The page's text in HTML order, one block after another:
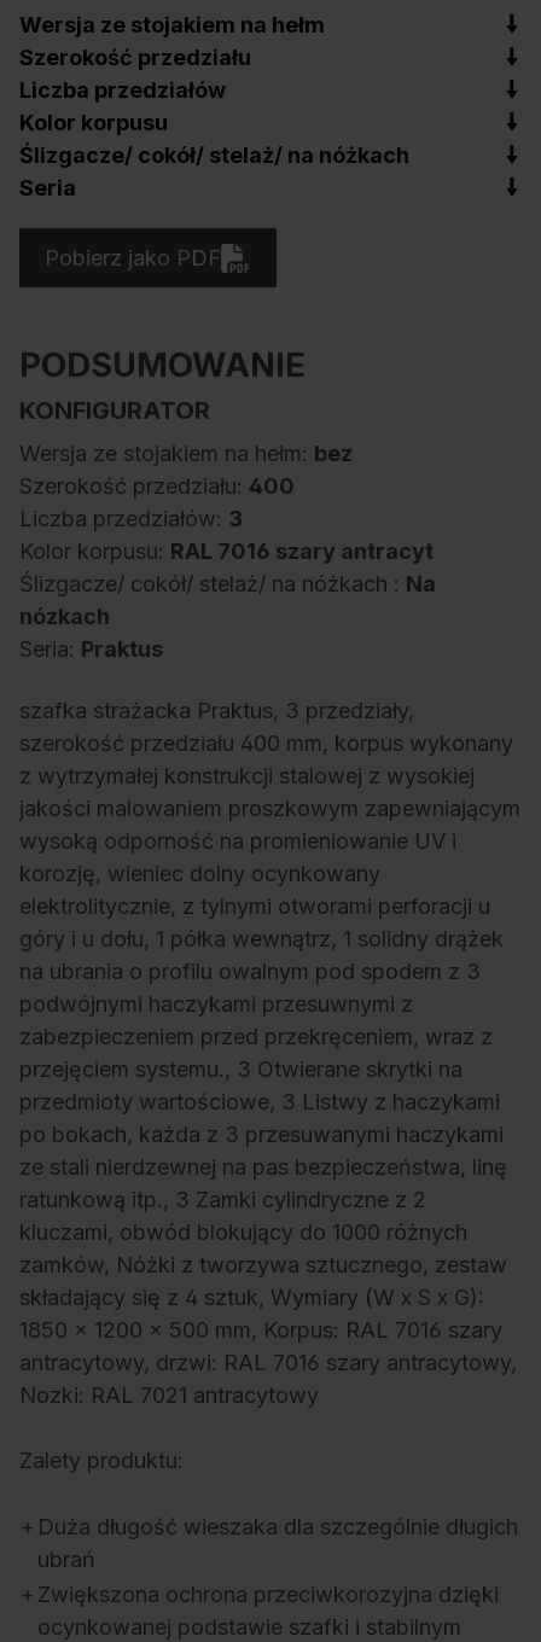
Wersja ze stojakiem na hełm
Szerokość przedziału
Liczba przedziałów
Kolor korpusu
Ślizgacze/ cokół/ stelaż/ na nóżkach
Seria
Pobierz jako PDF
PODSUMOWANIE
KONFIGURATOR
Wersja ze stojakiem na hełm: bez
Szerokość przedziału: 400
Liczba przedziałów: 3
Kolor korpusu: RAL 7016 szary antracyt
Ślizgacze/ cokół/ stelaż/ na nóżkach : Na
nózkach
Seria: Praktus
szafka strażacka Praktus, 3 przedziały,
szerokość przedziału 400 mm, korpus wykonany
z wytrzymałej konstrukcji stalowej z wysokiej
jakości malowaniem proszkowym zapewniającym
wysoką odporność na promieniowanie UV i
korozję, wieniec dolny ocynkowany
elektrolitycznie, z tylnymi otworami perforacji u
góry i u dołu, 1 półka wewnątrz, 1 solidny drążek
na ubrania o profilu owalnym pod spodem z 3
podwójnymi haczykami przesuwnymi z
zabezpieczeniem przed przekręceniem, wraz z
przejęciem systemu., 3 Otwierane skrytki na
przedmioty wartościowe, 3 Listwy z haczykami
po bokach, każda z 3 przesuwanymi haczykami
ze stali nierdzewnej na pas bezpieczeństwa, linę
ratunkową itp., 3 Zamki cylindryczne z 2
kluczami, obwód blokujący do 1000 różnych
zamków, Nóżki z tworzywa sztucznego, zestaw
składający się z 4 sztuk, Wymiary (W x S x G):
1850 x 1200 x 500 mm, Korpus: RAL 7016 szary
antracytowy, drzwi: RAL 7016 szary antracytowy,
Nozki: RAL 7021 antracytowy
Zalety produktu:
+ Duża długość wieszaka dla szczególnie długich
ubrań
+ Zwiększona ochrona przeciwkorozyjna dzięki
ocynkowanej podstawie szafki i stabilnym